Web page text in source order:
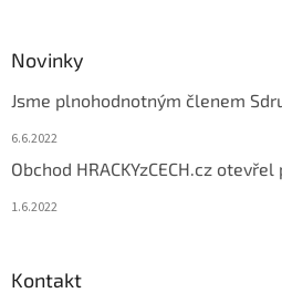
Novinky
Jsme plnohodnotným členem
6.6.2022
Obchod HRACKYzCECH.cz
1.6.2022
Kontakt